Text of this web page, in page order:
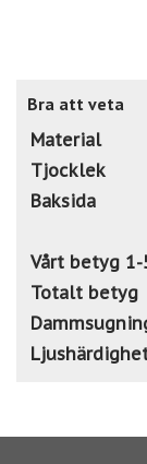
Bra att veta
Material
Tjocklek
Baksida
Vårt betyg 1-
Totalt betyg